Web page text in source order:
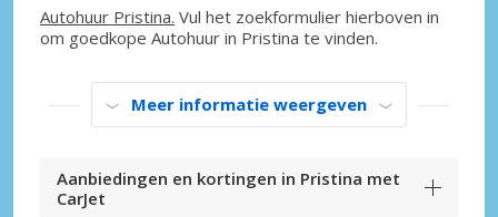
Autohuur Pristina. Vul het zoekformulier hierboven in
om goedkope Autohuur in Pristina te vinden.
Meer informatie weergeven
Aanbiedingen en kortingen in Pristina met
CarJet